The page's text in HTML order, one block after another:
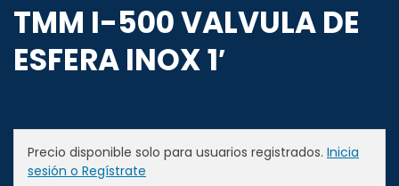
TMM I-500 VALVULA DE
ESFERA INOX 1′
Precio disponible solo para usuarios registrados. Inicia
sesión o Regístrate